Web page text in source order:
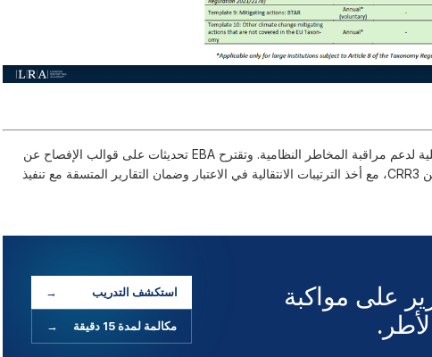
تقترح EBA تعزيز تقارير التعرض لكيانات البنوك الظلية لدعم مراقبة المخاطر النظامية. وتقترح EBA تحديثات على قوالب الإفصاح عن
التعرض لحقوق الملكية تماشياً مع المادة 438(هـ) من CRR3، مع أخذ الترتيبات الانتقالية في الاعتبار وضمان التقارير المتسقة مع تنفيذ
على مواكبة استكشف التدريب →
مكالمة لمدة 15 دقيقة →